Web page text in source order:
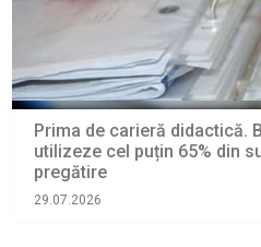
Prima de carieră didactică.
utilizeze cel puțin 65% din
pregătire
29.07.2026